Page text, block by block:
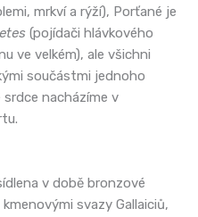
mrkví a rýží), Porťané je
(pojídači hlávkového
ve velkém), ale všichni
součástmi jednoho
nacházíme v
v době bronzové
svazy Gallaiciů,